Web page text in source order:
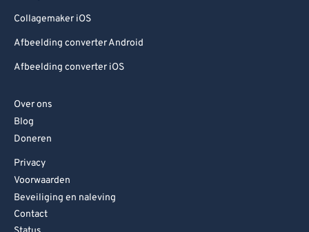
Collagemaker iOS
Afbeelding converter Android
Afbeelding converter iOS
Over ons
Blog
Doneren
Privacy
Voorwaarden
Beveiliging en naleving
Contact